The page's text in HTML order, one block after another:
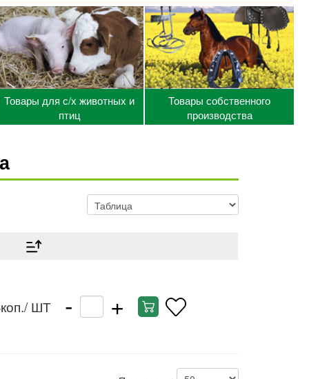
Товары для с/х животных и
птиц
Товары собственного
производства
/ ШТ - +